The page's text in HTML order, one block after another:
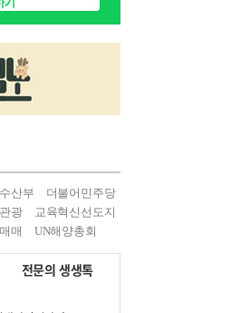
산부
더불어민주당
광
교육혁신선도지
매 UN해양총회
전문의 생생톡